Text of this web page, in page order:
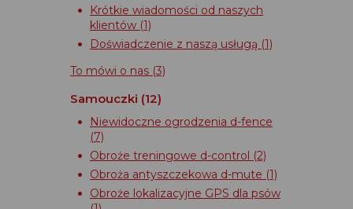
Krótkie wiadomości od naszych
klientów (1)
Doświadczenie z naszą usługą (1)
To mówi o nas (3)
Samouczki (12)
Niewidoczne ogrodzenia d-fence
(7)
Obroże treningowe d-control (2)
Obroża antyszczekowa d-mute (1)
Obroże lokalizacyjne GPS dla psów